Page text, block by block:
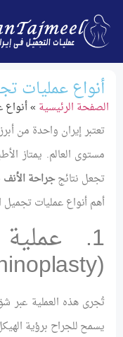
أنواع عمليات
الصفحة الرئیسیة »
تعتبر إيران واحدة من
مستوى العالم. يمتاز
تجعل نتائججراحة الأنف
أهم أنواع عمليات
1.
(Open Rhinoplasty)
تُجرى هذه العملية عبر
يسمح للجراح برؤية